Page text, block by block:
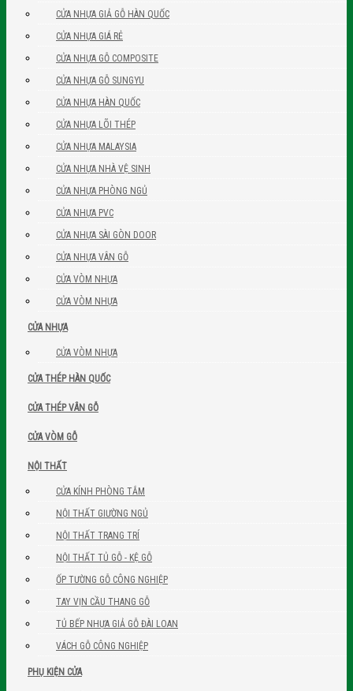
CỬA NHỰA GIẢ GỖ HÀN QUỐC
CỬA NHỰA GIÁ RẺ
CỬA NHỰA GỖ COMPOSITE
CỬA NHỰA GỖ SUNGYU
CỬA NHỰA HÀN QUỐC
CỬA NHỰA LÕI THÉP
CỬA NHỰA MALAYSIA
CỬA NHỰA NHÀ VỆ SINH
CỬA NHỰA PHÒNG NGỦ
CỬA NHỰA PVC
CỬA NHỰA SÀI GÒN DOOR
CỬA NHỰA VÂN GỖ
CỬA VÒM NHỰA
CỬA VÒM NHỰA
CỬA NHỰA
CỬA VÒM NHỰA
CỬA THÉP HÀN QUỐC
CỬA THÉP VÂN GỖ
CỬA VÒM GỖ
NỘI THẤT
CỬA KÍNH PHÒNG TẮM
NỘI THẤT GIƯỜNG NGỦ
NỘI THẤT TRANG TRÍ
NỘI THẤT TỦ GỖ - KỆ GỖ
ỐP TƯỜNG GỖ CÔNG NGHIỆP
TAY VỊN CẦU THANG GỖ
TỦ BẾP NHỰA GIẢ GỖ ĐÀI LOAN
VÁCH GỖ CÔNG NGHIỆP
PHỤ KIỆN CỬA